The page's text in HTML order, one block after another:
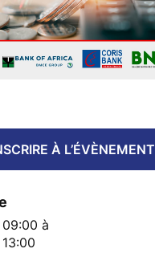
À L’ÉVÈNEMENT
à